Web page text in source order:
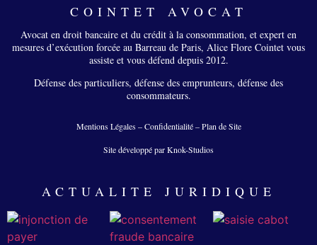
COINTET AVOCAT
Avocat en droit bancaire et du crédit à la consommation, et expert en
mesures d’exécution forcée au Barreau de Paris, Alice Flore Cointet vous
assiste et vous défend depuis 2012.
Défense des particuliers, défense des emprunteurs, défense des
consommateurs.
Mentions Légales–Confidentialité–Plan de Site
Site développé par Knok-Studios
ACTUALITE JURIDIQUE